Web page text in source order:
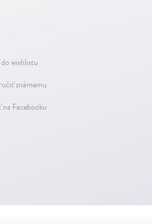
wishlistu
známemu
Facebooku